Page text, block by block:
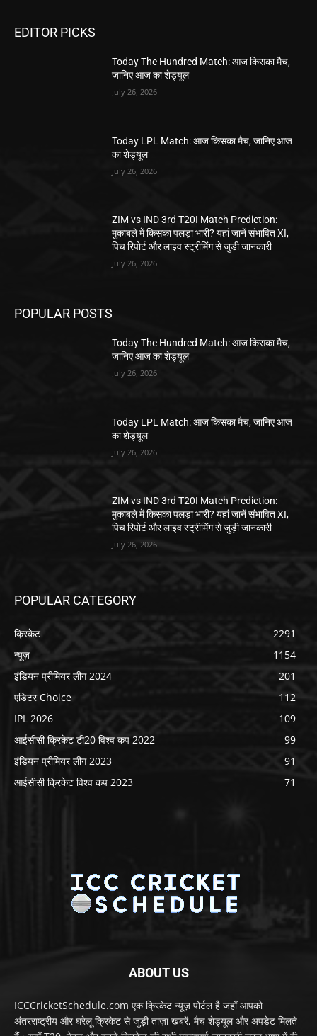
EDITOR PICKS
Today The Hundred Match: आज किसका मैच,
जानिए आज का शेड्यूल
July 26, 2026
Today LPL Match: आज किसका मैच, जानिए आज
का शेड्यूल
July 26, 2026
ZIM vs IND 3rd T20I Match Prediction:
मुकाबले में किसका पलड़ा भारी? यहां जानें संभावित XI,
पिच रिपोर्ट और लाइव स्ट्रीमिंग से जुड़ी जानकारी
July 26, 2026
POPULAR POSTS
Today The Hundred Match: आज किसका मैच,
जानिए आज का शेड्यूल
July 26, 2026
Today LPL Match: आज किसका मैच, जानिए आज
का शेड्यूल
July 26, 2026
ZIM vs IND 3rd T20I Match Prediction:
मुकाबले में किसका पलड़ा भारी? यहां जानें संभावित XI,
पिच रिपोर्ट और लाइव स्ट्रीमिंग से जुड़ी जानकारी
July 26, 2026
POPULAR CATEGORY
क्रिकेट
2291
न्यूज़
1154
इंडियन प्रीमियर लीग 2024
201
एडिटर Choice
112
IPL 2026
109
आईसीसी क्रिकेट टी20 विश्व कप 2022
99
इंडियन प्रीमियर लीग 2023
91
आईसीसी क्रिकेट विश्व कप 2023
71
ABOUT US
ICCCricketSchedule.com एक क्रिकेट न्यूज़ पोर्टल है जहाँ आपको
अंतरराष्ट्रीय और घरेलू क्रिकेट से जुड़ी ताज़ा खबरें, मैच शेड्यूल और अपडेट मिलते